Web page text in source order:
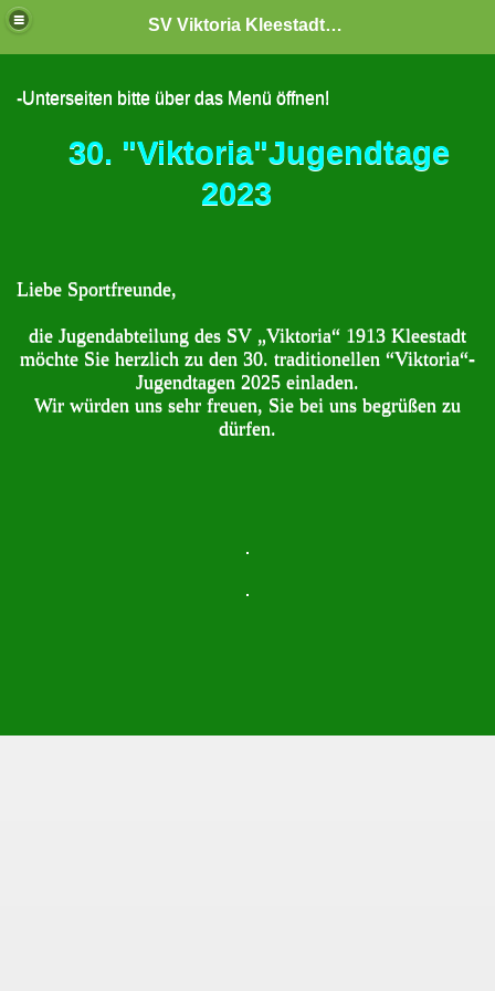
SV Viktoria Kleestadt "Jugendabteilung"
-Unterseiten bitte über das Menü öffnen!
30. "Viktoria"Jugendtage
2023
Liebe Sportfreunde,
die Jugendabteilung des SV „Viktoria“ 1913 Kleestadt
möchte Sie herzlich zu den 30. traditionellen “Viktoria“-
Jugendtagen 2025 einladen.
Wir würden uns sehr freuen, Sie bei uns begrüßen zu
dürfen.